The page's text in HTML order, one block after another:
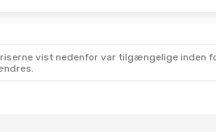
vist nedenfor var tilgængelige inden